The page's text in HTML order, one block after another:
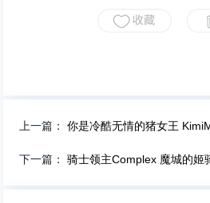
上一篇：你是冷酷无情的猪女王
下一篇：骑士领主Complex 魔城的姬